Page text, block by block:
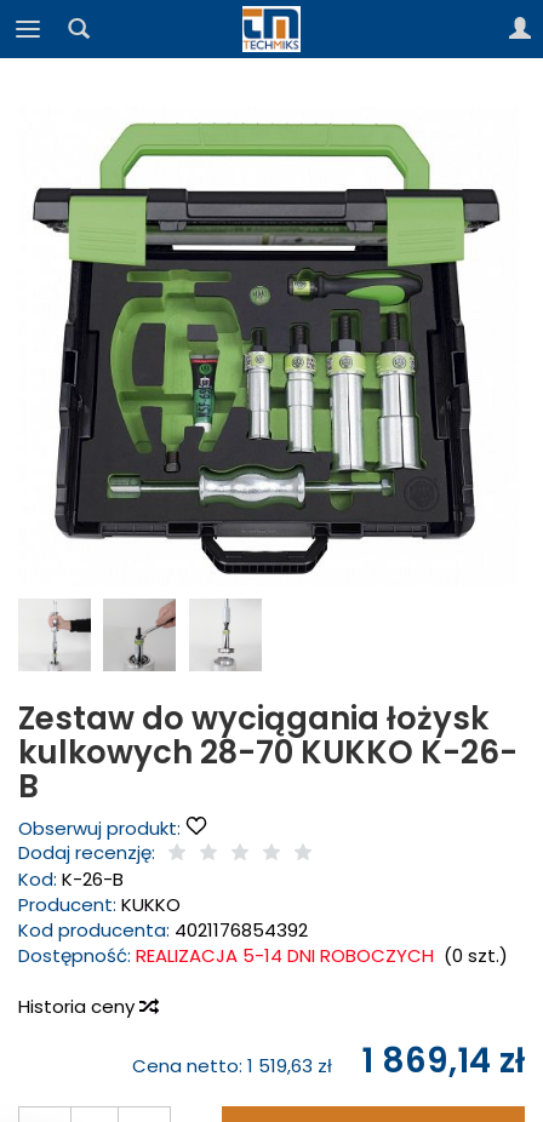
Zestaw do wyciągania łożysk
kulkowych 28-70 KUKKO K-26-
B
Obserwuj produkt:
Dodaj recenzję:
Kod: K-26-B
Producent: KUKKO
Kod producenta: 4021176854392
Dostępność: REALIZACJA 5-14 DNI ROBOCZYCH (0 szt.)
Historia ceny
Cena netto: 1 519,63 zł 1 869,14 zł